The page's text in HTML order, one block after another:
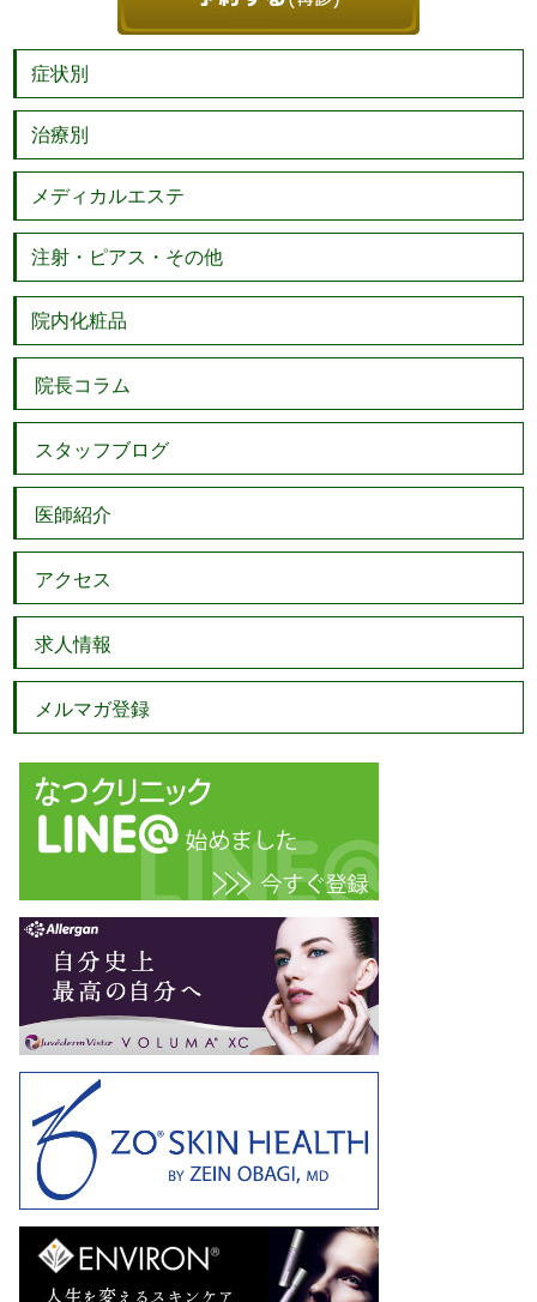
症状別
治療別
メディカルエステ
注射・ピアス・その他
院内化粧品
院長コラム
スタッフブログ
医師紹介
アクセス
求人情報
メルマガ登録